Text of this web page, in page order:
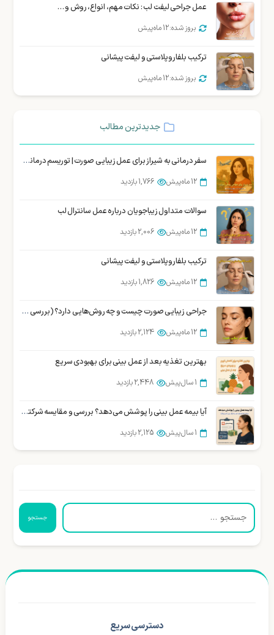
عمل جراحی لیفت لب : نکات مهم، انواع، روش و …
بروز شده: 12 ماه پیش
ترکیب بلفاروپلاستی و لیفت پیشانی
بروز شده: 12 ماه پیش
جدیدترین مطالب
سفر درمانی به شیراز برای عمل زیبایی صورت | توریسم درمانی زیبایی شیراز
12 ماه پیش 1,766 بازدید
سوالات متداول زیباجویان درباره عمل سانترال لب
12 ماه پیش 2,006 بازدید
ترکیب بلفاروپلاستی و لیفت پیشانی
12 ماه پیش 1,826 بازدید
جراحی زیبایی صورت چیست و چه روش‌هایی دارد؟ (بررسی تخصصی)
12 ماه پیش 2,124 بازدید
بهترین تغذیه بعد از عمل بینی برای بهبودی سریع
1 سال پیش 2,448 بازدید
آیا بیمه عمل بینی را پوشش می‌دهد؟ بررسی و مقایسه شرکتهای بیمه در ایران
1 سال پیش 2,125 بازدید
جستجو
دسترسی سریع